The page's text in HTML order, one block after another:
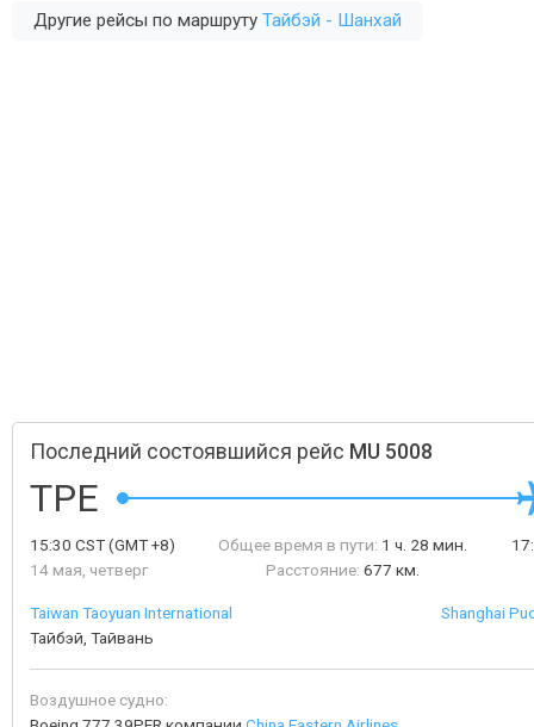
Другие рейсы по маршруту Тайбэй - Шанхай
Последний состоявшийся рейс MU 5008
TPE
15:30 CST(GMT +8)
14 мая, четверг
Общее время в пути: 1 ч. 28 мин.
Расстояние: 677 км.
Taiwan Taoyuan International
Тайбэй, Тайвань
Shanghai
Воздушное судно: